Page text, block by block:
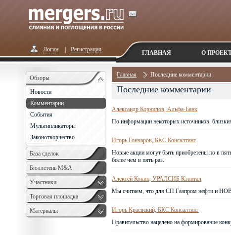
Логин Регистрация ГЛАВНАЯ О
Обзоры
Новости
Комментарии
События
Мультипликаторы
Законотворчество
База сделок
Бюллетень M&A
Monthly
Участники
Торговая площадка
Материалы
Главная Последние комментарии
Последние комментарии
Александр Корнилов, Альфа-Банк
По информации некоторых источников,
Игорь Гончаров, БКС Консалтинг
Новые акции могут быть приобретены по в
более чем в пять раз.
Алексей Кокин, УРАЛСИБ Кэпитал
Мы считаем, что для СП Газпром нефти и
Игорь Краевский, БКС Консалтинг
Правительство нацелено на формирование